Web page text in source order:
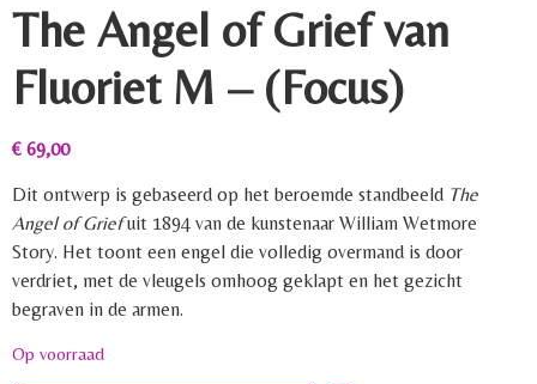
The Angel of Grief van
Fluoriet M – (Focus)
€ 69,00
Dit ontwerp is gebaseerd op het beroemde standbeeld The
Angel of Griefuit 1894 van de kunstenaar William Wetmore
Story. Het toont een engel die volledig overmand is door
verdriet, met de vleugels omhoog geklapt en het gezicht
begraven in de armen.
Op voorraad